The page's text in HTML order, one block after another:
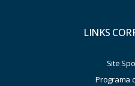
LINKS
Site
Programa